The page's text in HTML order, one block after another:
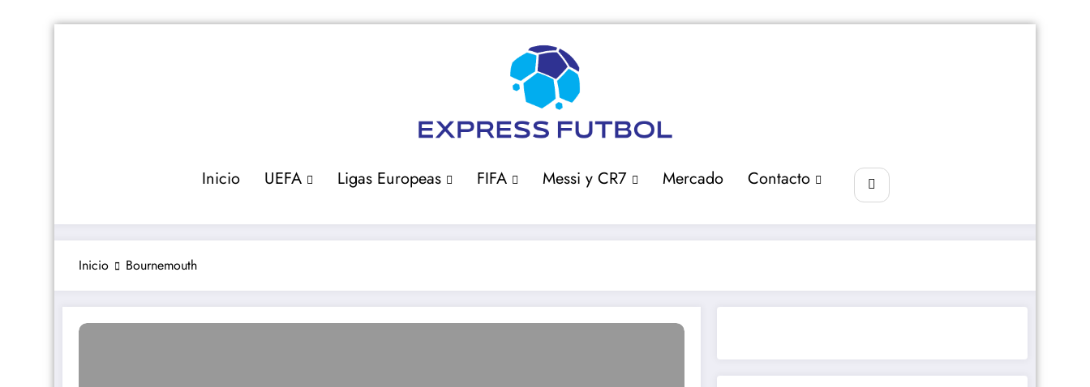
Inicio UEFA Ligas Europeas FIFA Messi y CR7 Mercado Contacto
Inicio Bournemouth